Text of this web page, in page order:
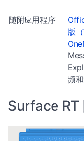
随附应用程序
版
频
Surface RT